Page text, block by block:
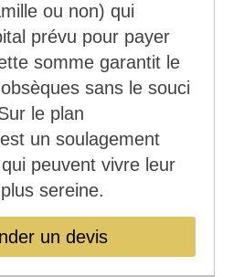
ou non) qui
prévu pour payer
somme garantit le
sans le souci
le plan
un soulagement
peuvent vivre leur
sereine.
un devis